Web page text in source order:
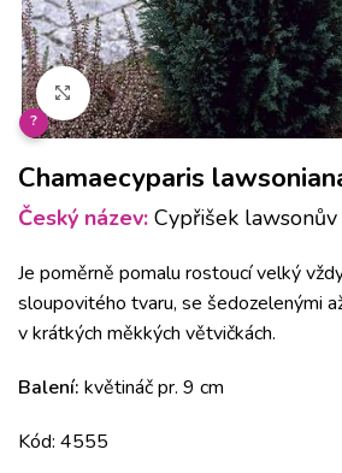
Klikněte pro zvětšení
?
Chamaecyparis
Český název: Cypřišek lawsonův
Je poměrně pomalu rostoucí velký
sloupovitého tvaru, se šedozelenými
v krátkých měkkých větvičkách.
Balení: květináč pr. 9 cm
Kód: 4555